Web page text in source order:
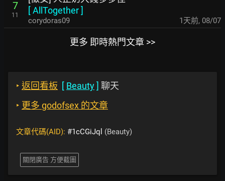
7
11
[AllTogether]
corydoras09 1天前, 08/07
更多 即時熱門文章 >>
‣ 返回看板 [ Beauty] 聊天
‣ 更多 godofsex 的文章
文章代碼(AID): #1cCGiJql (Beauty)
關閉廣告 方便截圖